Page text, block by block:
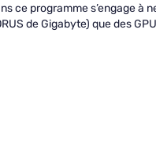
ce programme s’engage à
de Gigabyte) que des GPU